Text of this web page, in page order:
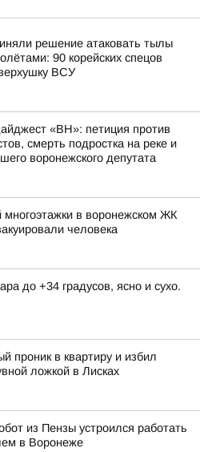
решение атаковать тылы
90 корейских спецов
ВСУ
«ВН»: петиция против
смерть подростка на реке и
воронежского депутата
многоэтажки в воронежском ЖК
человека
до +34 градусов, ясно и сухо.
проник в квартиру и избил
ложкой в Лисках
из Пензы устроился работать
в Воронеже